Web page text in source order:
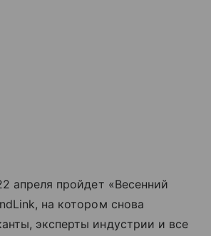
апреля пройдет «Весенний
на котором снова
эксперты индустрии и все